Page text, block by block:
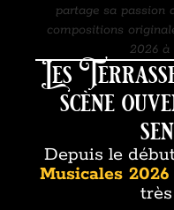
partage sa passion
compositions
2026 à
Les
scène
Depuis le début
Musicales 2026